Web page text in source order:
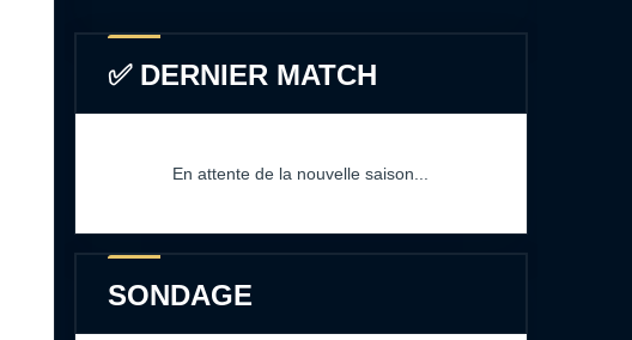
✅ DERNIER MATCH
En attente de la nouvelle saison...
SONDAGE